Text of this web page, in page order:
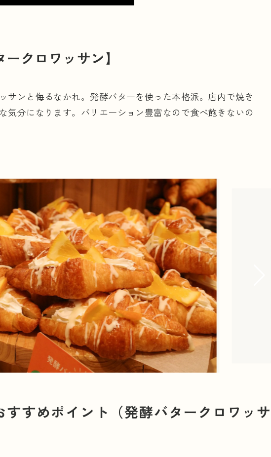
ークロワッサン】
サンと侮るなかれ。発酵バターを使った本格派。店内で焼き
気分になります。バリエーション豊富なので食べ飽きないの
すすめポイント（発酵バタークロワッサ